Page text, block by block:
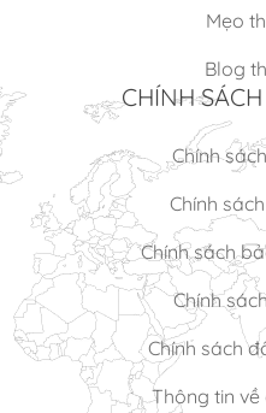
Mẹo
Blog
CHÍNH
Chính
Chính
Chính sách
Chính
Chính sách
Thông tin